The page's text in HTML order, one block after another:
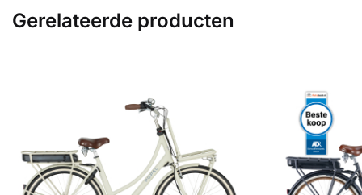
Gerelateerde producten